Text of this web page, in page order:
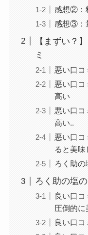
感想②：
感想③：
【まずい？
ミ
悪い口
悪い口
高い
悪い口
高い..
悪い口
ると美味
ろく助の
ろく助の塩
良い口
圧倒的に
良い口